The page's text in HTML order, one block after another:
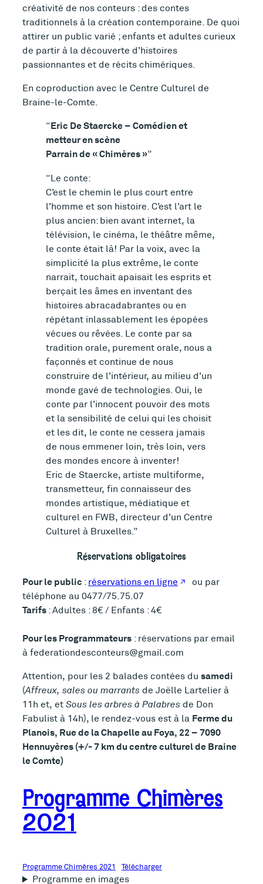
créativité de nos conteurs : des contes
traditionnels à la création contemporaine. De quoi
attirer un public varié ; enfants et adultes curieux
de partir à la découverte d’histoires
passionnantes et de récits chimériques.
En coproduction avec le Centre Culturel de
Braine-le-Comte.
Eric De Staercke – Comédien et
metteur en scène
Parrain de « Chimères »
Le conte:
C’est le chemin le plus court entre
l’homme et son histoire. C’est l’art le
plus ancien: bien avant internet, la
télévision, le cinéma, le théâtre même,
le conte était là! Par la voix, avec la
simplicité la plus extrême, le conte
narrait, touchait apaisait les esprits et
berçait les âmes en inventant des
histoires abracadabrantes ou en
répétant inlassablement les épopées
vécues ou rêvées. Le conte par sa
tradition orale, purement orale, nous a
façonnés et continue de nous
construire de l’intérieur, au milieu d’un
monde gavé de technologies. Oui, le
conte par l’innocent pouvoir des mots
et la sensibilité de celui qui les choisit
et les dit, le conte ne cessera jamais
de nous emmener loin, très loin, vers
des mondes encore à inventer!
Eric de Staercke, artiste multiforme,
transmetteur, fin connaisseur des
mondes artistique, médiatique et
culturel en FWB, directeur d’un Centre
Culturel à Bruxelles.
Réservations obligatoires
Pour le public : réservations en ligne
ou par
téléphone au 0477/75.75.07
Tarifs : Adultes : 8€ / Enfants : 4€
Pour les Programmateurs : réservations par email
à federationdesconteurs@gmail.com
Attention, pour les 2 balades contées du samedi
(Affreux, sales ou marrants de Joëlle Lartelier à
11h et, et Sous les arbres à Palabres de Don
Fabulist à 14h), le rendez-vous est à la Ferme du
Planois, Rue de la Chapelle au Foya, 22 – 7090
Hennuyères (+/- 7 km du centre culturel de Braine
le Comte)
Programme Chimères
2021
Programme Chimères 2021 Télécharger
Programme en images